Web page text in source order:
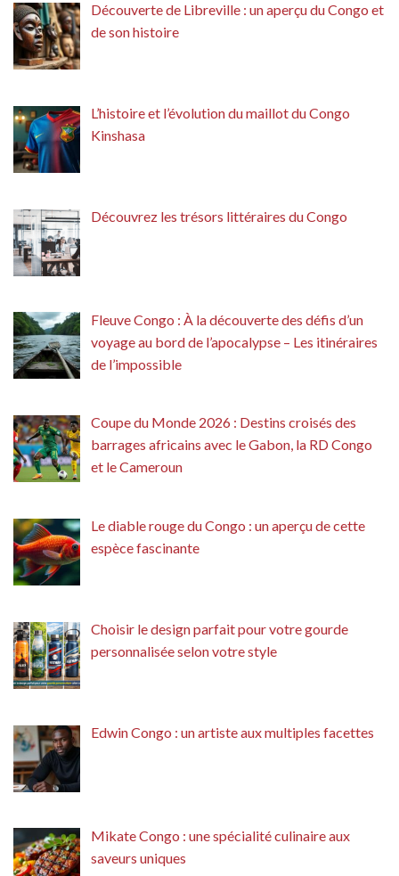
Découverte de Libreville : un aperçu du Congo et
de son histoire
L’histoire et l’évolution du maillot du Congo
Kinshasa
Découvrez les trésors littéraires du Congo
Fleuve Congo : À la découverte des défis d’un
voyage au bord de l’apocalypse – Les itinéraires
de l’impossible
Coupe du Monde 2026 : Destins croisés des
barrages africains avec le Gabon, la RD Congo
et le Cameroun
Le diable rouge du Congo : un aperçu de cette
espèce fascinante
Choisir le design parfait pour votre gourde
personnalisée selon votre style
Edwin Congo : un artiste aux multiples facettes
Mikate Congo : une spécialité culinaire aux
saveurs uniques